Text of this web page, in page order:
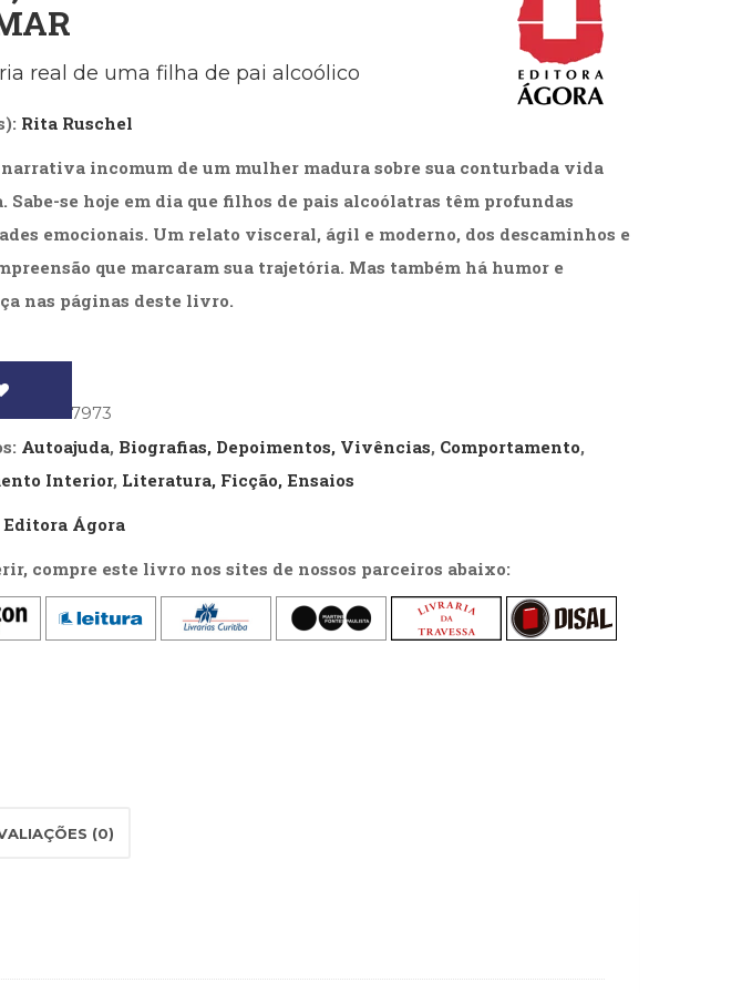
Vivências (104)
Criatividade (14)
Educação (278)
(69)
Obras de referência (48)
Rádio (8)
Filosofia (63) Saúde (132)
Temas africanos (30)
Turismo (1)
real de uma filha de pai alcoólico
Rita Ruschel
narrativa incomum de um mulher madura sobre sua conturbada vida
Sabe-se hoje em dia que filhos de pais alcoólatras têm profundas
emocionais. Um relato visceral, ágil e moderno, dos descaminhos e
que marcaram sua trajetória. Mas também há humor e
nas páginas deste livro.
Autoajuda, Biografias, Depoimentos, Vivências, Comportamento,
Interior, Literatura, Ficção, Ensaios
Editora Ágora
compre este livro nos sites de nossos parceiros abaixo:
(0)